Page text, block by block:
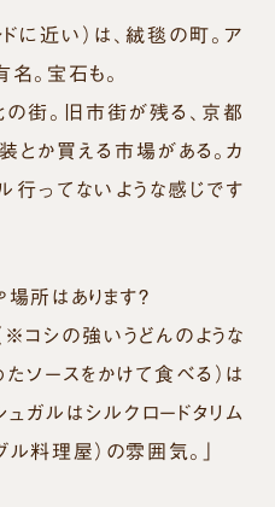
に近い）は、絨毯の町。ア
。宝石も。
の街。旧市街が残る、京都
とか買える市場がある。カ
行ってないような感じです
所はあります？
※コシの強いうどんのような
たソースをかけて食べる）は
ガルはシルクロードタリム
料理屋）の雰囲気。」